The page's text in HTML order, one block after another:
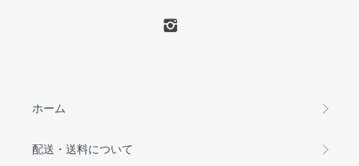
ホーム
配送・送料について